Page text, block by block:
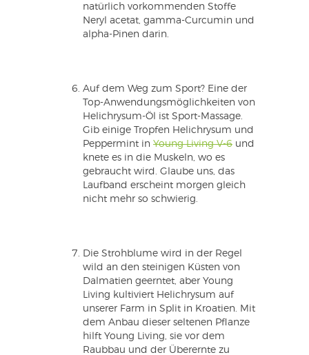
natürlich vorkommenden Stoffe
Neryl acetat, gamma-Curcumin und
alpha-Pinen darin.
Auf dem Weg zum Sport? Eine der
Top-Anwendungsmöglichkeiten von
Helichrysum-Öl ist Sport-Massage.
Gib einige Tropfen Helichrysum und
Peppermint in Young Living V-6 und
knete es in die Muskeln, wo es
gebraucht wird. Glaube uns, das
Laufband erscheint morgen gleich
nicht mehr so schwierig.
Die Strohblume wird in der Regel
wild an den steinigen Küsten von
Dalmatien geerntet, aber Young
Living kultiviert Helichrysum auf
unserer Farm in Split in Kroatien. Mit
dem Anbau dieser seltenen Pflanze
hilft Young Living, sie vor dem
Raubbau und der Überernte zu